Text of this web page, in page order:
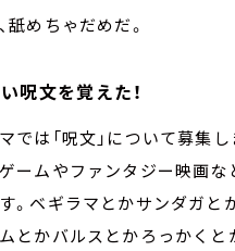
舐めちゃだめだ。
呪文を覚えた！
では「呪文」について募集
ームやファンタジー映画な
。ベギラマとかサンダガと
とかバルスとかろっかくと